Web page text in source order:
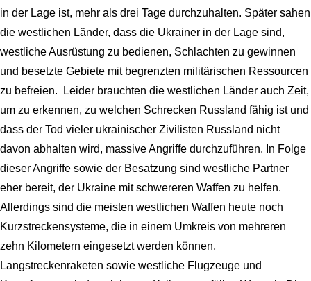
in der Lage ist, mehr als drei Tage durchzuhalten. Später sahen
die westlichen Länder, dass die Ukrainer in der Lage sind,
westliche Ausrüstung zu bedienen, Schlachten zu gewinnen
und besetzte Gebiete mit begrenzten militärischen Ressourcen
zu befreien. Leider brauchten die westlichen Länder auch Zeit,
um zu erkennen, zu welchen Schrecken Russland fähig ist und
dass der Tod vieler ukrainischer Zivilisten Russland nicht
davon abhalten wird, massive Angriffe durchzuführen. In Folge
dieser Angriffe sowie der Besatzung sind westliche Partner
eher bereit, der Ukraine mit schwereren Waffen zu helfen.
Allerdings sind die meisten westlichen Waffen heute noch
Kurzstreckensysteme, die in einem Umkreis von mehreren
zehn Kilometern eingesetzt werden können.
Langstreckenraketen sowie westliche Flugzeuge und